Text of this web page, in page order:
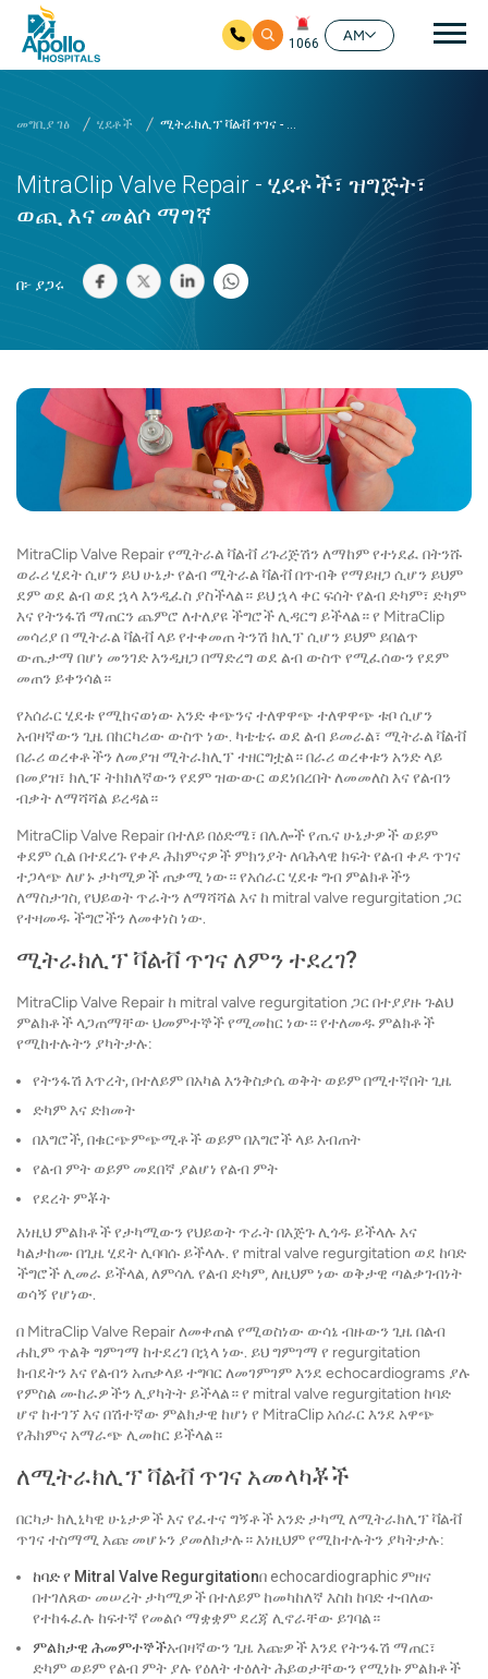
1066
AM
መግቢያ ገፅ ሂደቶች ሚትራክሊፕ ቫልቭ ጥገና - ...
MitraClip Valve Repair - ሂደቶች፣ ዝግጅት፣
ወጪ እና መልሶ ማግኛ
በ፦ ያጋሩ
MitraClip Valve Repair የሚትራል ቫልቭ ሪጉሪጅሽን ለማከም የተነደፈ በትንሹ
ወራሪ ሂደት ሲሆን ይህ ሁኔታ የልብ ሚትራል ቫልቭ በጥብቅ የማይዘጋ ሲሆን ይህም
ደም ወደ ልብ ወደ ኋላ እንዲፈስ ያስችላል። ይህ ኋላ ቀር ፍሰት የልብ ድካም፣ ድካም
እና የትንፋሽ ማጠርን ጨምሮ ለተለያዩ ችግሮች ሊዳርግ ይችላል። የ MitraClip
መሳሪያ በ ሚትራል ቫልቭ ላይ የተቀመጠ ትንሽ ክሊፕ ሲሆን ይህም ይበልጥ
ውጤታማ በሆነ መንገድ እንዲዘጋ በማድረግ ወደ ልብ ውስጥ የሚፈሰውን የደም
መጠን ይቀንሳል።
የአሰራር ሂደቱ የሚከናወነው አንድ ቀጭንና ተለዋዋጭ ተለዋዋጭ ቱቦ ሲሆን
አብዛኛውን ጊዜ በከርካሪው ውስጥ ነው. ካቴቴሩ ወደ ልብ ይመራል፣ ሚትራል ቫልቭ
በራሪ ወረቀቶችን ለመያዝ ሚትራክሊፕ ተዘርግቷል። በራሪ ወረቀቱን አንድ ላይ
በመያዝ፣ ክሊፑ ትክክለኛውን የደም ዝውውር ወደነበረበት ለመመለስ እና የልብን
ብቃት ለማሻሻል ይረዳል።
MitraClip Valve Repair በተለይ በዕድሜ፣ በሌሎች የጤና ሁኔታዎች ወይም
ቀደም ሲል በተደረጉ የቀዶ ሕክምናዎች ምክንያት ለባሕላዊ ክፍት የልብ ቀዶ ጥገና
ተጋላጭ ለሆኑ ታካሚዎች ጠቃሚ ነው። የአሰራር ሂደቱ ግብ ምልክቶችን
ለማስታገስ, የህይወት ጥራትን ለማሻሻል እና ከ mitral valve regurgitation ጋር
የተዛመዱ ችግሮችን ለመቀነስ ነው.
ሚትራክሊፕ ቫልቭ ጥገና ለምን ተደረገ?
MitraClip Valve Repair ከ mitral valve regurgitation ጋር በተያያዙ ጉልህ
ምልክቶች ላጋጠማቸው ህመምተኞች የሚመከር ነው። የተለመዱ ምልክቶች
የሚከተሉትን ያካትታሉ:
የትንፋሽ እጥረት, በተለይም በአካል እንቅስቃሴ ወቅት ወይም በሚተኛበት ጊዜ
ድካም እና ድክመት
በእግሮች, በቁርጭምጭሚቶች ወይም በእግሮች ላይ እብጠት
የልብ ምት ወይም መደበኛ ያልሆነ የልብ ምት
የደረት ምቾት
እነዚህ ምልክቶች የታካሚውን የህይወት ጥራት በእጅጉ ሊጎዱ ይችላሉ እና
ካልታከሙ በጊዜ ሂደት ሊባባሱ ይችላሉ. የ mitral valve regurgitation ወደ ከባድ
ችግሮች ሊመራ ይችላል, ለምሳሌ የልብ ድካም, ለዚህም ነው ወቅታዊ ጣልቃገብነት
ወሳኝ የሆነው.
በ MitraClip Valve Repair ለመቀጠል የሚወስነው ውሳኔ ብዙውን ጊዜ በልብ
ሐኪም ጥልቅ ግምገማ ከተደረገ በኋላ ነው. ይህ ግምገማ የ regurgitation
ክብደትን እና የልብን አጠቃላይ ተግባር ለመገምገም እንደ echocardiograms ያሉ
የምስል ሙከራዎችን ሊያካትት ይችላል። የ mitral valve regurgitation ከባድ
ሆኖ ከተገኘ እና በሽተኛው ምልክታዊ ከሆነ የ MitraClip አሰራር እንደ አዋጭ
የሕክምና አማራጭ ሊመከር ይችላል።
ለሚትራክሊፕ ቫልቭ ጥገና አመላካቾች
በርካታ ክሊኒካዊ ሁኔታዎች እና የፈተና ግኝቶች አንድ ታካሚ ለሚትራክሊፕ ቫልቭ
ጥገና ተስማሚ እጩ መሆኑን ያመለክታሉ። እነዚህም የሚከተሉትን ያካትታሉ:
ከባድ የ Mitral Valve Regurgitationበ echocardiographic ምዘና
በተገለጸው መሠረት ታካሚዎች በተለይም ከመካከለኛ እስከ ከባድ ተብለው
የተከፋፈሉ ከፍተኛ የመልሶ ማቋቋም ደረጃ ሊኖራቸው ይገባል።
ምልክታዊ ሕመምተኞችአብዛኛውን ጊዜ እጩዎች እንደ የትንፋሽ ማጠር፣
ድካም ወይም የልብ ምት ያሉ የዕለት ተዕለት ሕይወታቸውን የሚነኩ ምልክቶች